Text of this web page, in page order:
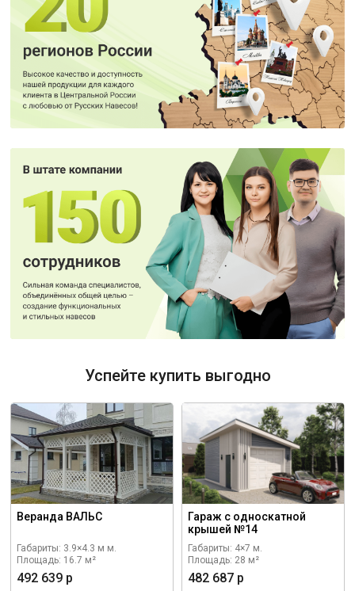
Успейте купить выгодно
Веранда ВАЛЬС
Габариты: 3.9×4.3 м м.
Площадь: 16.7 м²
492 639 р
Гараж с односкатной
крышей №14
Габариты: 4×7 м.
Площадь: 28 м²
482 687 р